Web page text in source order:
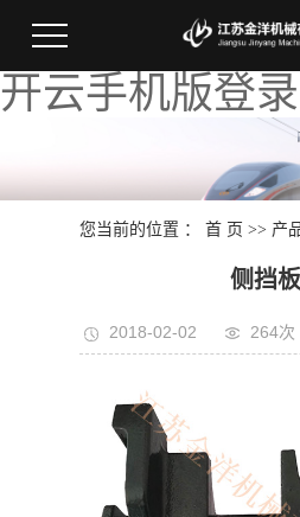
开云手机版登
您当前的位置 ：首 页 >> 产
侧挡板
2018-02-02 264次